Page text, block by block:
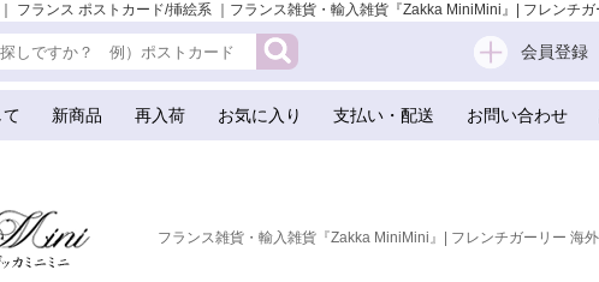
フランス ポストカード/挿絵系 ｜フランス雑貨・輸入雑貨『Zakka MiniMini』| フレンチ
会員登録
新商品 再入荷 お気に入り 支払い・配送 お問い合わせ
フランス雑貨・輸入雑貨『Zakka MiniMini』| フレンチガーリー 海